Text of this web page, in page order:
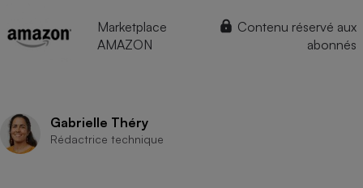
Marketplace
AMAZON
Contenu réservé aux
abonnés
Gabrielle Théry
Rédactrice technique